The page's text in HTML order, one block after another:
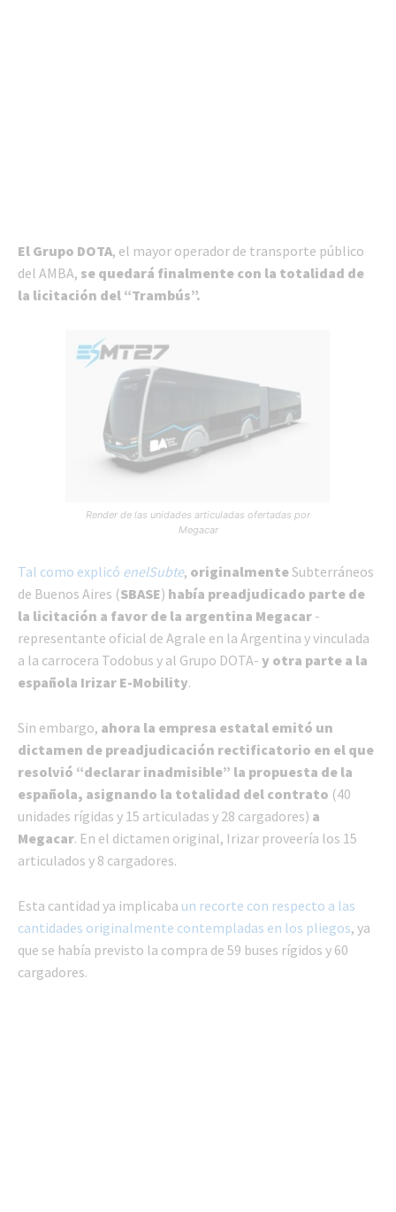
El Grupo DOTA, el mayor operador de transporte público
del AMBA, se quedará finalmente con la totalidad de
la licitación del “Trambús”.
Render de las unidades articuladas ofertadas por
Megacar
Tal como explicó enelSubte, originalmenteSubterráneos
de Buenos Aires (SBASE) había preadjudicado parte de
la licitación a favor de la argentina Megacar -
representante oficial de Agrale en la Argentina y vinculada
a la carrocera Todobus y al Grupo DOTA- y otra parte a la
española Irizar E-Mobility.
Sin embargo, ahora la empresa estatal emitó un
dictamen de preadjudicación rectificatorio en el que
resolvió “declarar inadmisible” la propuesta de la
española, asignando la totalidad del contrato (40
unidades rígidas y 15 articuladas y 28 cargadores) a
Megacar. En el dictamen original, Irizar proveería los 15
articulados y 8 cargadores.
Esta cantidad ya implicaba un recorte con respecto a las
cantidades originalmente contempladas en los pliegos, ya
que se había previsto la compra de 59 buses rígidos y 60
cargadores.